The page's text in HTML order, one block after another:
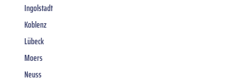
Ingolstadt
Koblenz
Lübeck
Moers
Neuss